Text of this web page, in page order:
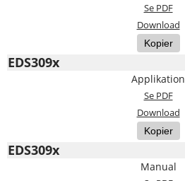
Se PDF
Download
Kopier
EDS309x
Applikation
Se PDF
Download
Kopier
EDS309x
Manual